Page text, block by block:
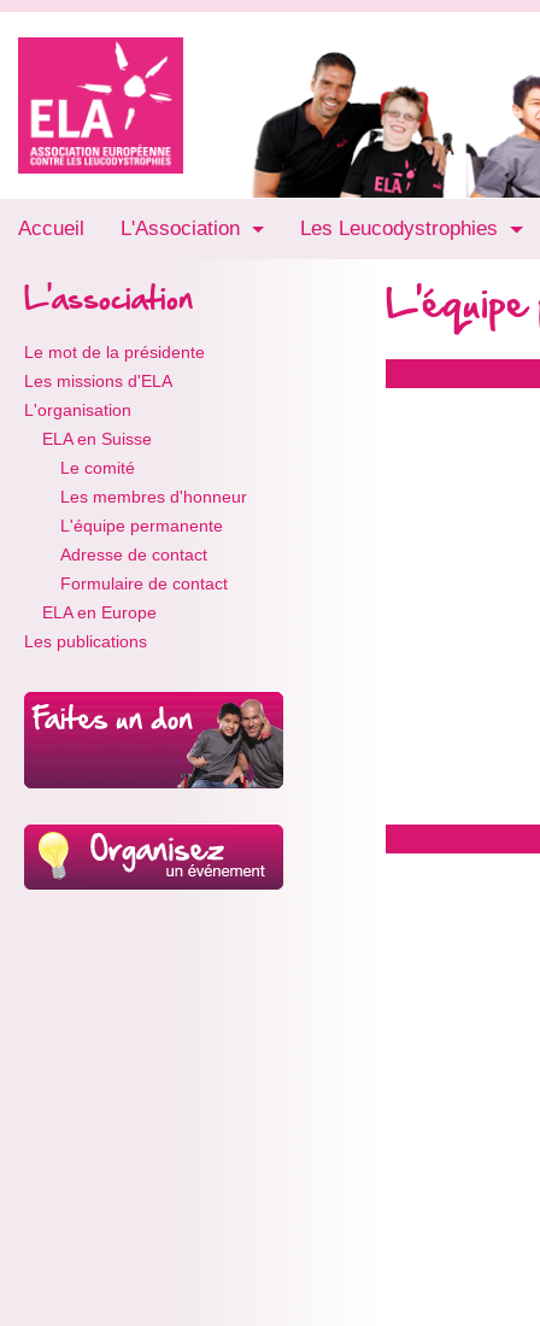
Accueil L'Association Les Leucodystrophies
L'association
Le mot de la présidente
Les missions d'ELA
L'organisation
ELA en Suisse
Le comité
Les membres d'honneur
L'équipe permanente
Adresse de contact
Formulaire de contact
ELA en Europe
Les publications